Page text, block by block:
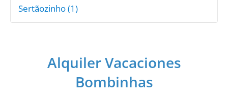
Sertãozinho (1)
Alquiler Vacaciones
Bombinhas